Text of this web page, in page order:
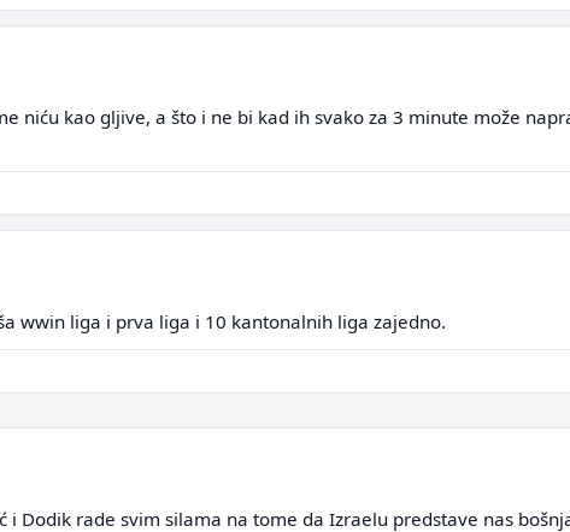
niću kao gljive, a što i ne bi kad ih svako za 3 minute može
wwin liga i prva liga i 10 kantonalnih liga zajedno.
i Dodik rade svim silama na tome da Izraelu predstave nas